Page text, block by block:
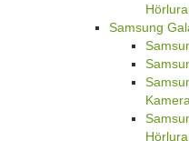
Samsung